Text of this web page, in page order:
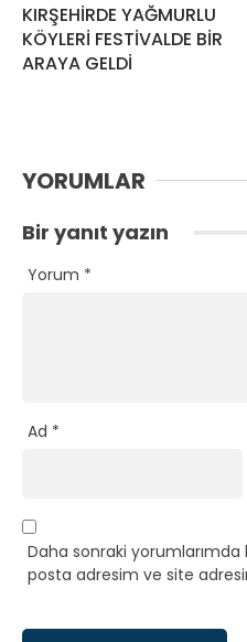
KIRŞEHİRDE YAĞMURLU
KÖYLERİ FESTİVALDE BİR
ARAYA GELDİ
YORUMLAR
Bir yanıt yazın
Yorum *
Ad *
Daha sonraki yorumlarımda
posta adresim ve site